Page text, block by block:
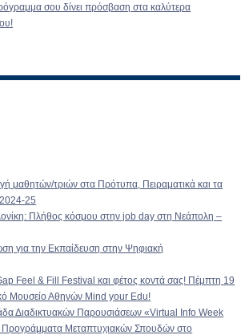
σου δίνει πρόσβαση στα καλύτερα
μαθητών/τριών στα Πρότυπα, Πειραματικά και τα
2024-25
Πλήθος κόσμου στην job day στη Νεάπολη –
για την Εκπαίδευση στην Ψηφιακή
Feel & Fill Festival και φέτος κοντά σας! Πέμπτη 19
Μουσείο Αθηνών Mind your Edu!
Διαδικτυακών Παρουσιάσεων «Virtual Info Week
Προγράμματα Μεταπτυχιακών Σπουδών στο